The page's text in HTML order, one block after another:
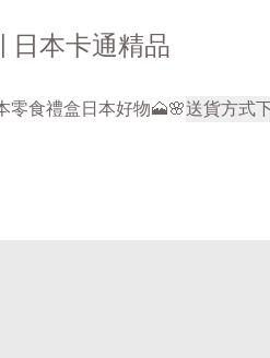
本卡通精品
零食禮盒日本好物🗻🌸送貨方式